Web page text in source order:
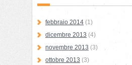
febbraio 2014 (1)
dicembre 2013 (4)
novembre 2013 (3)
ottobre 2013 (3)